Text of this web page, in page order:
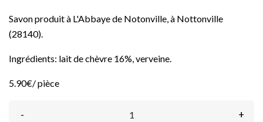
Savon produit à L'Abbaye de Notonville, à Nottonville
(28140).
Ingrédients: lait de chèvre 16%, verveine.
5.90€/ pièce
- +